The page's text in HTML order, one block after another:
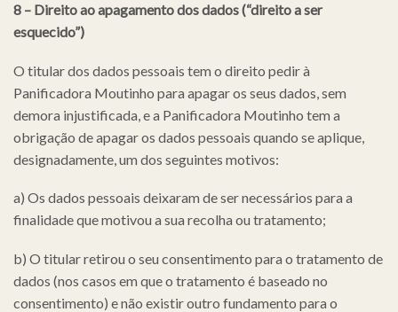
8 – Direito ao apagamento dos dados (“direito a ser
esquecido”)
O titular dos dados pessoais tem o direito pedir à
Panificadora Moutinho para apagar os seus dados, sem
demora injustificada, e a Panificadora Moutinho tem a
obrigação de apagar os dados pessoais quando se aplique,
designadamente, um dos seguintes motivos:
a) Os dados pessoais deixaram de ser necessários para a
finalidade que motivou a sua recolha ou tratamento;
b) O titular retirou o seu consentimento para o tratamento de
dados (nos casos em que o tratamento é baseado no
consentimento) e não existir outro fundamento para o